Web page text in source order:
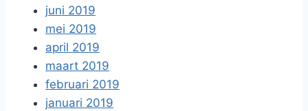
juni 2019
mei 2019
april 2019
maart 2019
februari 2019
januari 2019